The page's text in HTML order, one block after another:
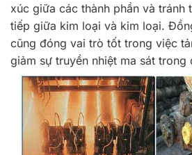
xúc giữa các thành phần và tránh
tiếp giữa kim loại và kim loại.
cũng đóng vai trò tốt trong việc
giảm sự truyền nhiệt ma sát trong